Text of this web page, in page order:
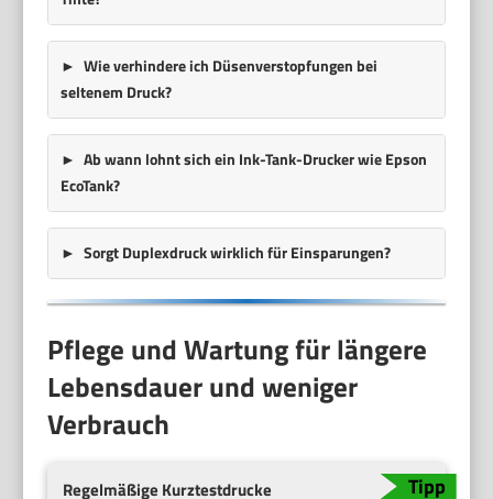
Wie verhindere ich Düsenverstopfungen bei
seltenem Druck?
Ab wann lohnt sich ein Ink-Tank-Drucker wie Epson
EcoTank?
Sorgt Duplexdruck wirklich für Einsparungen?
Pflege und Wartung für längere
Lebensdauer und weniger
Verbrauch
Regelmäßige Kurztestdrucke